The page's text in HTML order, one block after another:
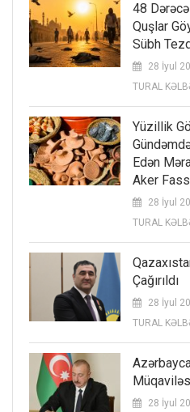
48
Quşlar
Sübh
28 İyul
TURAL
Yüzillik
Edən
Aker
28 İyul
TURAL
Çağırıldı
28 İyul
TURAL
28 İyul